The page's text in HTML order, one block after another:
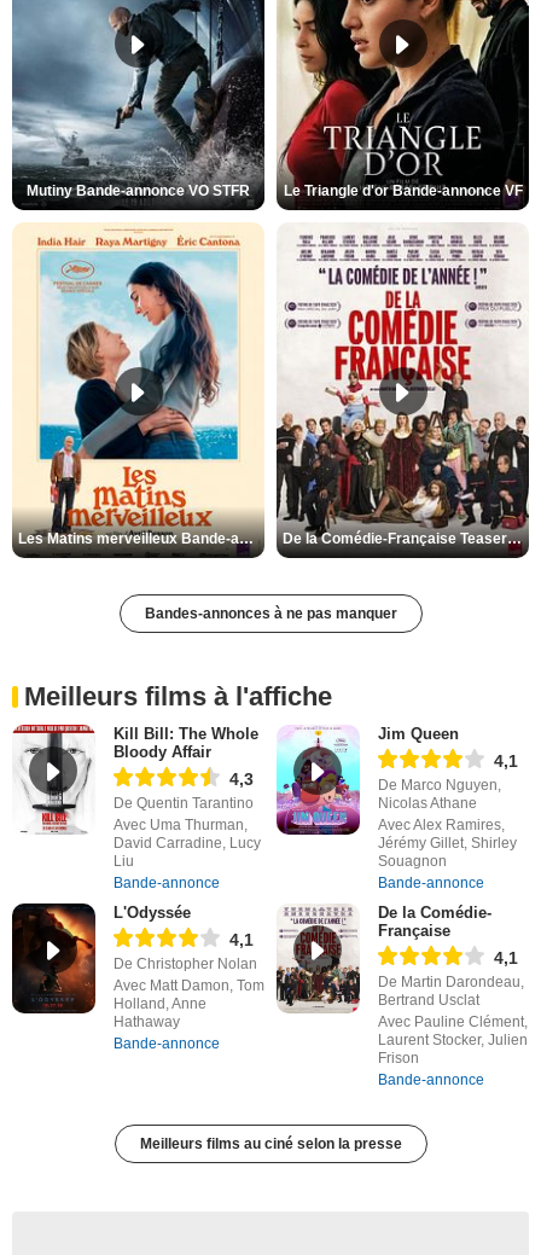
Mutiny Bande-annonce VO STFR Le Triangle d'or Bande-annonce VF
Les Matins merveilleux Bande-annonce VF De la Comédie-Française Teaser VF
Bandes-annonces à ne pas manquer
Meilleurs films à l'affiche
Kill Bill: The Whole
Bloody Affair
4,3
De Quentin Tarantino
Avec Uma Thurman,
David Carradine, Lucy
Liu
Bande-annonce
Jim Queen
4,1
De Marco Nguyen,
Nicolas Athane
Avec Alex Ramires,
Jérémy Gillet, Shirley
Souagnon
Bande-annonce
L'Odyssée
4,1
De Christopher Nolan
Avec Matt Damon, Tom
Holland, Anne
Hathaway
Bande-annonce
De la Comédie-
Française
4,1
De Martin Darondeau,
Bertrand Usclat
Avec Pauline Clément,
Laurent Stocker, Julien
Frison
Bande-annonce
Meilleurs films au ciné selon la presse